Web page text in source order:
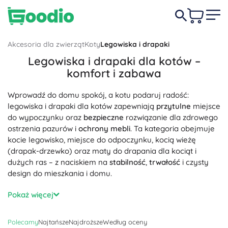
Akcesoria dla zwierzątKotyLegowiska i drapaki
Legowiska i drapaki dla kotów –
komfort i zabawa
Wprowadź do domu spokój, a kotu podaruj radość:
legowiska i drapaki dla kotów zapewniają przytulne miejsce
do wypoczynku oraz bezpieczne rozwiązanie dla zdrowego
ostrzenia pazurów i ochrony mebli. Ta kategoria obejmuje
kocie legowisko, miejsce do odpoczynku, kocią wieżę
(drapak-drzewko) oraz maty do drapania dla kociąt i
dużych ras – z naciskiem na stabilność, trwałość i czysty
design do mieszkania i domu.
Legowiska dla kotów w różnych kształtach i rozmiarach:
maty, poduszki, legowiska igloo, budki, leżanki na parapet
plusz, bawełna czy pianka z pamięcią kształtu zapewniają
Pokaż więcej
PolecamyNajtańszeNajdroższeWedług oceny